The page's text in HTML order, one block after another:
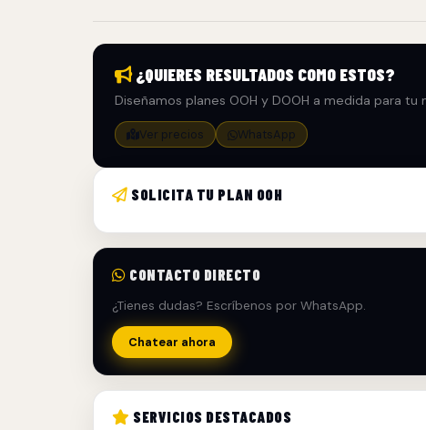
¿QUIERES RESULTADOS COMO ESTOS?
Diseñamos planes OOH y DOOH a medida para
Ver precios WhatsApp
SOLICITA TU PLAN OOH
CONTACTO DIRECTO
¿Tienes dudas? Escríbenos por WhatsApp.
Chatear ahora
SERVICIOS DESTACADOS